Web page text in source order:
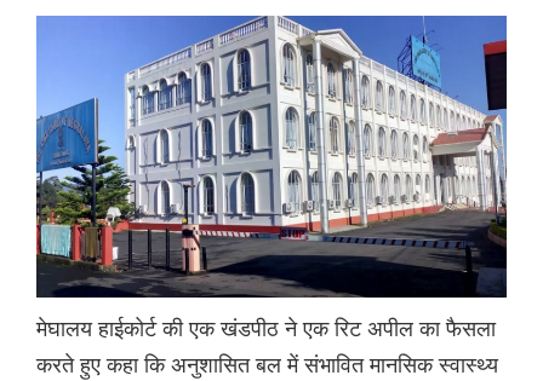
मेघालय हाईकोर्ट की एक खंडपीठ ने एक रिट अपील का फैसला
करते हुए कहा कि अनुशासित बल में संभावित मानसिक स्वास्थ्य